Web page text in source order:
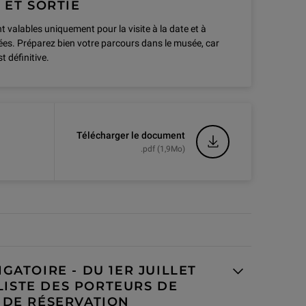
des pays de l’Espace
d’identité nominatif en cours de
d’identité, passeport, permis de
d’une carte mobilité Inclusion
et résidents d'un pays de l’Espace
ET SORTIE
valables uniquement pour la visite à la date et à
Préparez bien votre parcours dans le musée, car
définitive.
Télécharger le document
.pdf (1,9Mo)
- DU 1ER JUILLET
DES PORTEURS DE
RÉSERVATION